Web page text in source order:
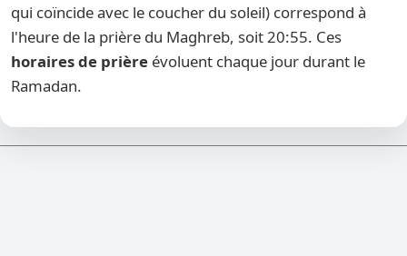
qui coïncide avec le coucher du soleil) correspond à
l'heure de la prière du Maghreb, soit 20:55. Ces
horaires de prière évoluent chaque jour durant le
Ramadan.